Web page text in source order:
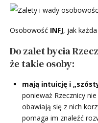
Osobowość INFJ, jak
Do zalet bycia
że takie osoby:
mają intuicję i
ponieważ Rzecznicy
obawiają się z nich
pomaga im znaleźć